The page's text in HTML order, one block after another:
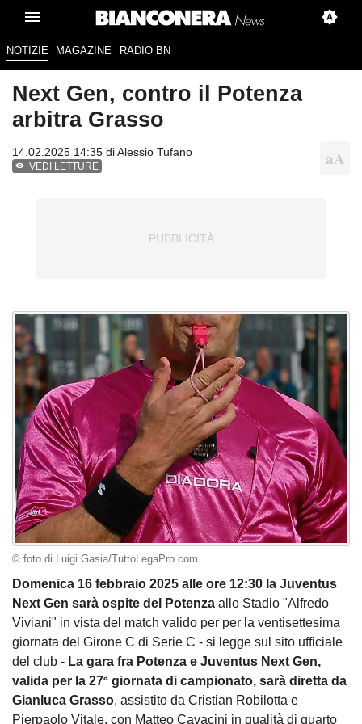
NOTIZIE MAGAZINE RADIO BN
Next Gen, contro il Potenza
arbitra Grasso
14.02.2025 14:35 diAlessio Tufano
VEDI LETTURE
© foto di Luigi Gasia/TuttoLegaPro.com
Domenica 16 febbraio 2025 alle ore 12:30 la Juventus
Next Gen sarà ospite del Potenza allo Stadio "Alfredo
Viviani" in vista del match valido per per la ventisettesima
giornata del Girone C di Serie C - si legge sul sito ufficiale
del club - La gara fra Potenza e Juventus Next Gen,
valida per la 27ª giornata di campionato, sarà diretta da
Gianluca Grasso, assistito da Cristian Robilotta e
Pierpaolo Vitale, con Matteo Cavacini in qualità di quarto